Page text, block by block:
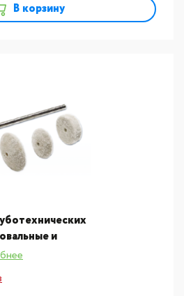
В корзину
и
шлифовальные мод. Dia-
твердое, диаметр